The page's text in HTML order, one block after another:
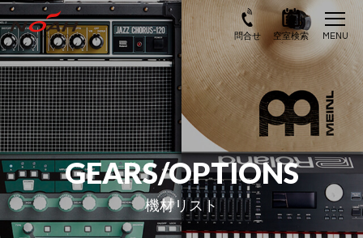
GEARS/OPTIONS
機材リスト